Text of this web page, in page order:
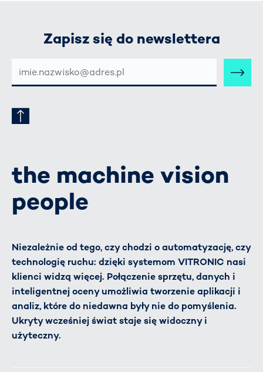
Zapisz się do newslettera
MAIL-
ADRESSE
the machine vision
people
Niezależnie od tego, czy chodzi o automatyzację, czy
technologię ruchu: dzięki systemom VITRONIC nasi
klienci widzą więcej. Połączenie sprzętu, danych i
inteligentnej oceny umożliwia tworzenie aplikacji i
analiz, które do niedawna były nie do pomyślenia.
Ukryty wcześniej świat staje się widoczny i
użyteczny.